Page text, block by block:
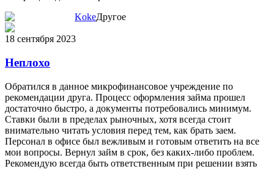
KokeДругое
18 сентября 2023
Неплохо
Обратился в данное микрофинансовое учреждение по
рекомендации друга. Процесс оформления займа прошел
достаточно быстро, а документы потребовались минимум.
Ставки были в пределах рыночных, хотя всегда стоит
внимательно читать условия перед тем, как брать заем.
Персонал в офисе был вежливым и готовым ответить на все
мои вопросы. Вернул займ в срок, без каких-либо проблем.
Рекомендую всегда быть ответственным при решении взять